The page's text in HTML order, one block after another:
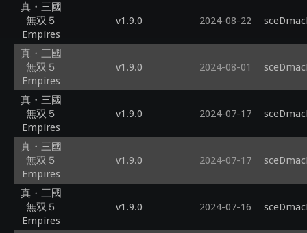
真・三國
無双５
Empires
v1.9.0 2024-08-22
真・三國
無双５
Empires
v1.9.0 2024-08-01
真・三國
無双５
Empires
v1.9.0 2024-07-17
真・三國
無双５
Empires
v1.9.0 2024-07-17
真・三國
無双５
Empires
v1.9.0 2024-07-16